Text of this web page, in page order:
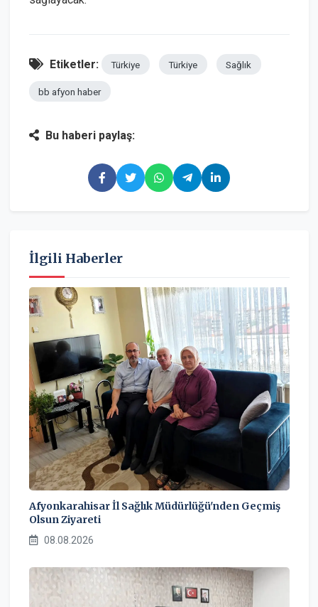
Etiketler: Türkiye Türkiye Sağlık
bb afyon haber
Bu haberi paylaş:
İlgili Haberler
Afyonkarahisar İl Sağlık Müdürlüğü'nden Geçmiş
Olsun Ziyareti
08.08.2026